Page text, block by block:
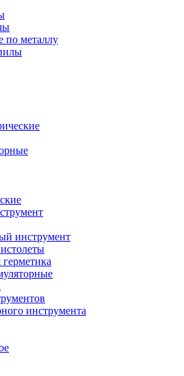
по металлу
инструмент
инструмента